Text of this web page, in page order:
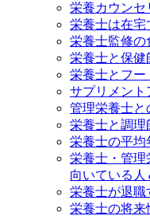
栄養カウンセ
栄養士は在宅
栄養士監修の
栄養士と保健
栄養士とフー
サプリメント
管理栄養士と
栄養士と調理
栄養士の平均
栄養士・管理
向いている人
栄養士が退職
栄養士の将来